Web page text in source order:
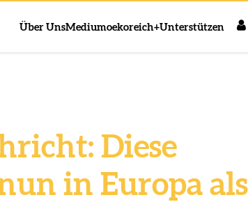
Über UnsMediumoekoreich+Unterstützen
Diese
in Europa als